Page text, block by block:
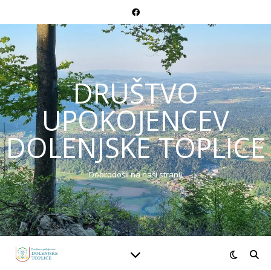
DRUŠTVO
UPOKOJENCEV
DOLENJSKE TOPLICE
Dobrodošli na naši strani!